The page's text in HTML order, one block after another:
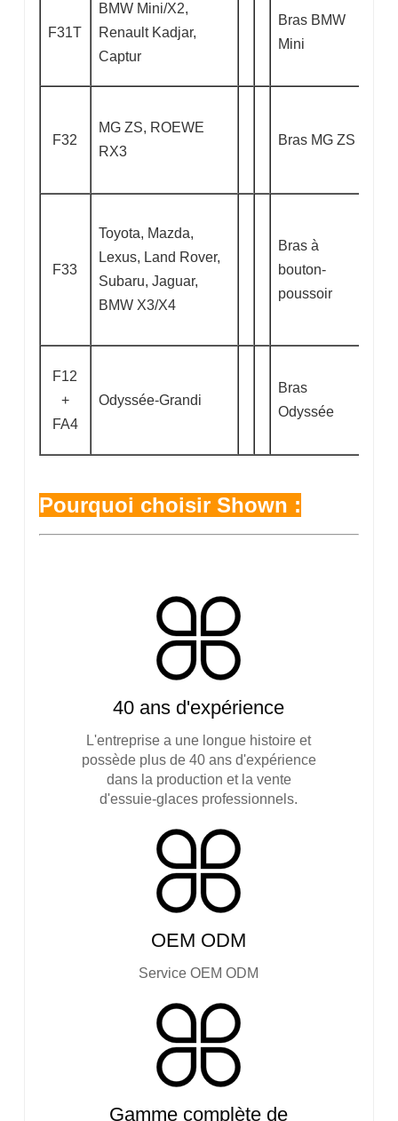
F31T
BMW Mini/X2,
Renault Kadjar,
Captur
Bras BMW
Mini
F32
MG ZS, ROEWE
RX3
Bras MG ZS
F33
Toyota, Mazda,
Lexus, Land Rover,
Subaru, Jaguar,
BMW X3/X4
Bras à
bouton-
poussoir
F12
+
FA4
Odyssée-Grandi
Bras
Odyssée
Pourquoi choisir Shown :
40 ans d'expérience
L'entreprise a une longue histoire et
possède plus de 40 ans d'expérience
dans la production et la vente
d'essuie-glaces professionnels.
OEM ODM
Service OEM ODM
Gamme complète de